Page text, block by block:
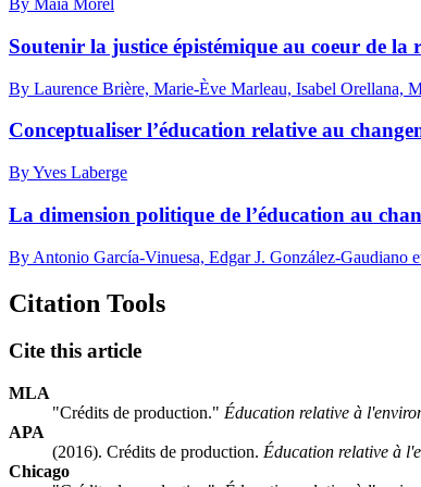
By Maia Morel
Soutenir la justice épistémique au coeur de la
By Laurence Brière, Marie-Ève Marleau, Isabel Orellana,
Conceptualiser l’éducation relative au
By Yves Laberge
La dimension politique de l’éducation au
By Antonio García-Vinuesa, Edgar J. González-Gaudiano
Citation Tools
Cite this article
MLA
"Crédits de production." Éducation relative à
APA
(2016). Crédits de production. Éducation relative à
Chicago